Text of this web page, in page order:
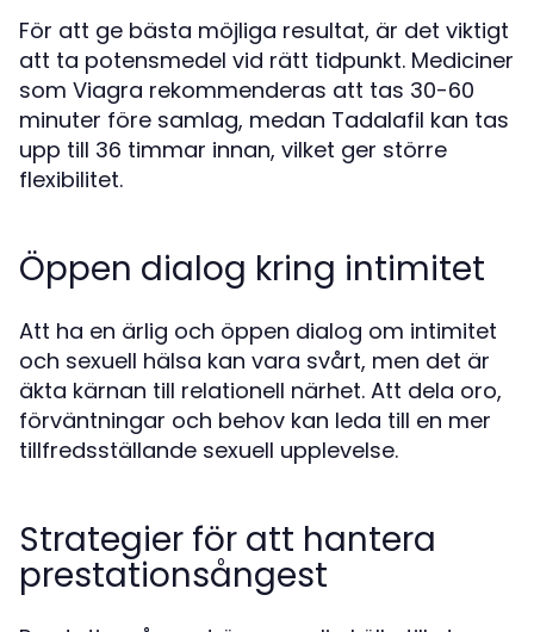
För att ge bästa möjliga resultat, är det viktigt
att ta potensmedel vid rätt tidpunkt. Mediciner
som Viagra rekommenderas att tas 30-60
minuter före samlag, medan Tadalafil kan tas
upp till 36 timmar innan, vilket ger större
flexibilitet.
Öppen dialog kring intimitet
Att ha en ärlig och öppen dialog om intimitet
och sexuell hälsa kan vara svårt, men det är
äkta kärnan till relationell närhet. Att dela oro,
förväntningar och behov kan leda till en mer
tillfredsställande sexuell upplevelse.
Strategier för att hantera
prestationsångest